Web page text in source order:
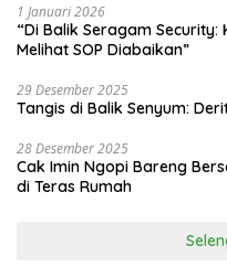
1 Januari 2026
“Di Balik Seragam
Melihat SOP Diabaikan”
29 Desember 2025
Tangis di Balik Senyum:
28 Desember 2025
Cak Imin Ngopi Bareng
di Teras Rumah